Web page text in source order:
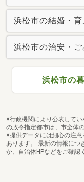
浜松市の結婚・
浜松市の治安・
浜松市の
※行政機関により公表して
の政令指定都市は、市全体
※提供データには細心の注
あります。 最新の情報につ
か、自治体HPなどをご確認